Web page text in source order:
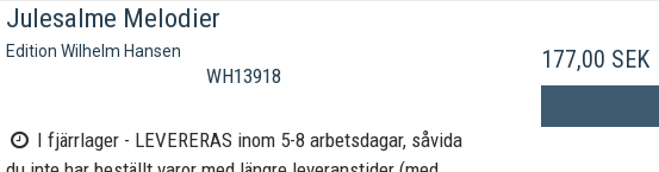
Julesalme Melodier
Edition Wilhelm Hansen
WH13918
I fjärrlager - LEVERERAS inom 5-8 arbetsdagar, såvida
177,00 SEK